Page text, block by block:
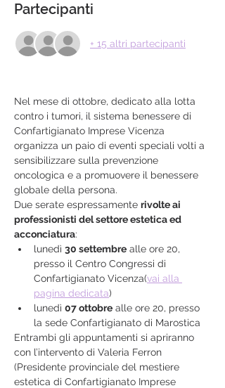
Partecipanti
+ 15 altri partecipanti
Nel mese di ottobre, dedicato alla lotta
contro i tumori, il sistema benessere di
Confartigianato Imprese Vicenza
organizza un paio di eventi speciali volti a
sensibilizzare sulla prevenzione
oncologica e a promuovere il benessere
globale della persona.
Due serate espressamente rivolte ai
professionisti del settore estetica ed
acconciatura:
lunedì 30 settembre alle ore 20,
presso il Centro Congressi di
Confartigianato Vicenza(vai alla
pagina dedicata)
lunedì 07 ottobre alle ore 20, presso
la sede Confartigianato di Marostica
Entrambi gli appuntamenti si apriranno
con l’intervento di Valeria Ferron
(Presidente provinciale del mestiere
estetica di Confartigianato Imprese